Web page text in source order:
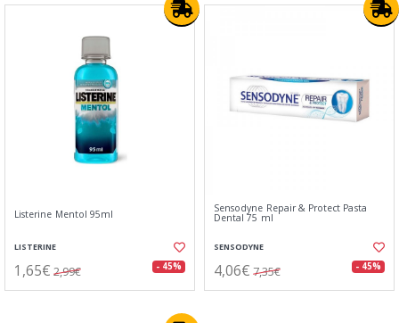
Listerine Mentol 95ml
LISTERINE
1,65€ 2,99€ - 45%
Sensodyne Repair & Protect Pasta
Dental 75 ml
SENSODYNE
4,06€ 7,35€ - 45%